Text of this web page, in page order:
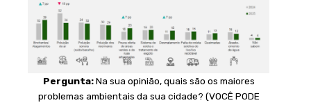
Pergunta:Na sua opinião, quais são os maiores
problemas ambientais da sua cidade? (VOCÊ PODE